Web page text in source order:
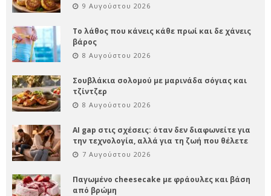
9 Αυγούστου 2026
Το λάθος που κάνεις κάθε πρωί και δε χάνεις
βάρος
8 Αυγούστου 2026
Σουβλάκια σολομού με μαρινάδα σόγιας και
τζίντζερ
8 Αυγούστου 2026
AI gap στις σχέσεις: όταν δεν διαφωνείτε για
την τεχνολογία, αλλά για τη ζωή που θέλετε
7 Αυγούστου 2026
Παγωμένο cheesecake με φράουλες και βάση
από βρώμη